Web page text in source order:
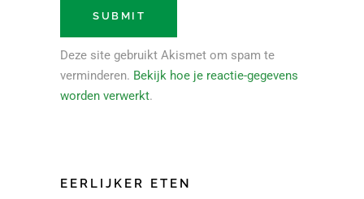
Deze site gebruikt Akismet om spam te
verminderen. Bekijk hoe je reactie-gegevens
worden verwerkt.
EERLIJKER ETEN